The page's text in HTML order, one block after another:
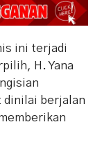
ini terjadi
H. Yana
dinilai berjalan